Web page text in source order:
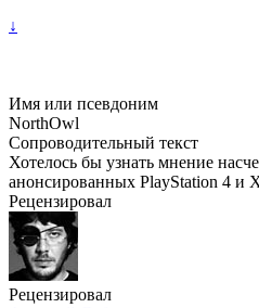
↓
Имя или псевдоним
NorthOwl
Сопроводительный текст
Хотелось бы узнать мнение
анонсированных PlayStation 4 и
Рецензировал
Рецензировал